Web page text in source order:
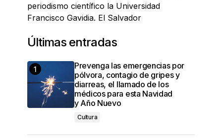
periodismo científico la Universidad
Francisco Gavidia. El Salvador
Últimas entradas
Prevenga las emergencias por
pólvora, contagio de gripes y
diarreas, el llamado de los
médicos para esta Navidad
y Año Nuevo
Cultura